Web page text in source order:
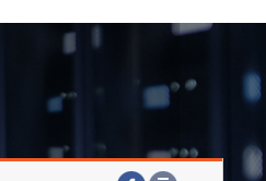
연구원 고객헌장
주요업무연락처